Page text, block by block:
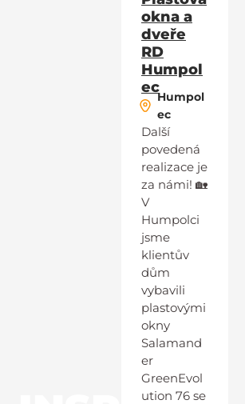
okna a
dveře
RD
Humpol
ec
Humpol
ec
Další
povedená
realizace je
za námi! 🏡
V
Humpolci
jsme
klientův
dům
vybavili
plastovými
okny
Salamand
er
GreenEvol
ution 76 se